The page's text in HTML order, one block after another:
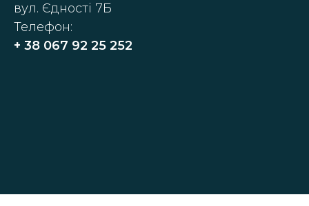
вул. Єдності 7Б
Телефон:
+ 38 067 92 25 252